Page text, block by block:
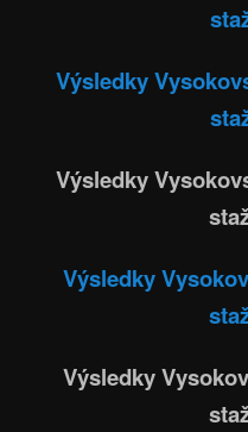
Výsledky
Výsledky
Výsledky
Výsledky